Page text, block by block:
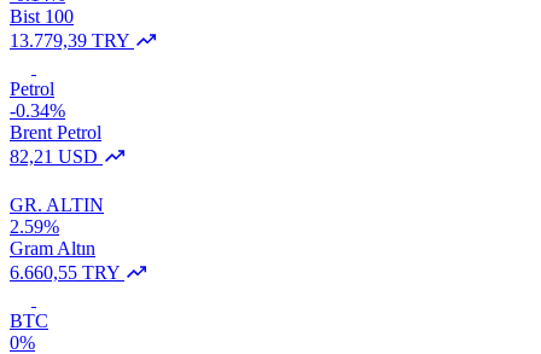
Bist 100
13.779,39 TRY
Petrol
-0.34%
Brent Petrol
82,21 USD
GR. ALTIN
2.59%
Gram Altın
6.660,55 TRY
BTC
0%